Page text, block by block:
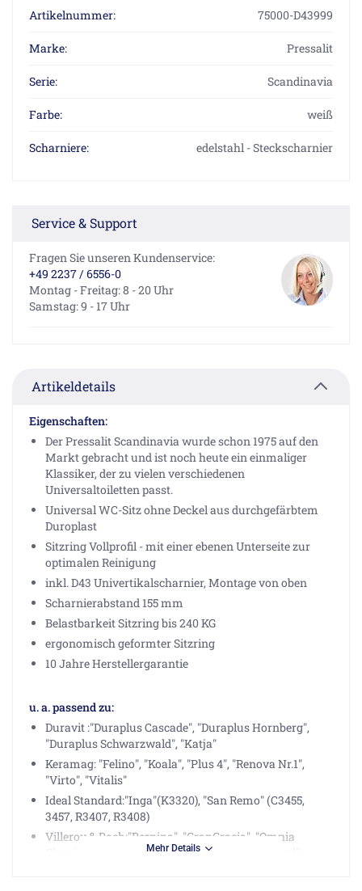
Artikelnummer: 75000-D43999
Marke: Pressalit
Serie: Scandinavia
Farbe: weiß
Scharniere: edelstahl - Steckscharnier
Service & Support
Fragen Sie unseren Kundenservice:
+49 2237 / 6556-0
Montag - Freitag: 8 - 20 Uhr
Samstag: 9 - 17 Uhr
Artikeldetails
Eigenschaften:
Der Pressalit Scandinavia wurde schon 1975 auf den
Markt gebracht und ist noch heute ein einmaliger
Klassiker, der zu vielen verschiedenen
Universaltoiletten passt.
Universal WC-Sitz ohne Deckel aus durchgefärbtem
Duroplast
Sitzring Vollprofil - mit einer ebenen Unterseite zur
optimalen Reinigung
inkl. D43 Univertikalscharnier, Montage von oben
Scharnierabstand 155 mm
Belastbarkeit Sitzring bis 240 KG
ergonomisch geformter Sitzring
10 Jahre Herstellergarantie
u. a. passend zu:
Duravit :"Duraplus Cascade", "Duraplus Hornberg",
"Duraplus Schwarzwald", "Katja"
Keramag: "Felino", "Koala", "Plus 4", "Renova Nr.1",
"Virto", "Vitalis"
Ideal Standard:"Inga"(K3320), "San Remo" (C3455,
3457, R3407, R3408)
Villeroy & Boch:"Bernina", "GranGracia", "Omnia
Classic", "Omnia Compact", "Omnia Vita", "Saval"
Mehr Details